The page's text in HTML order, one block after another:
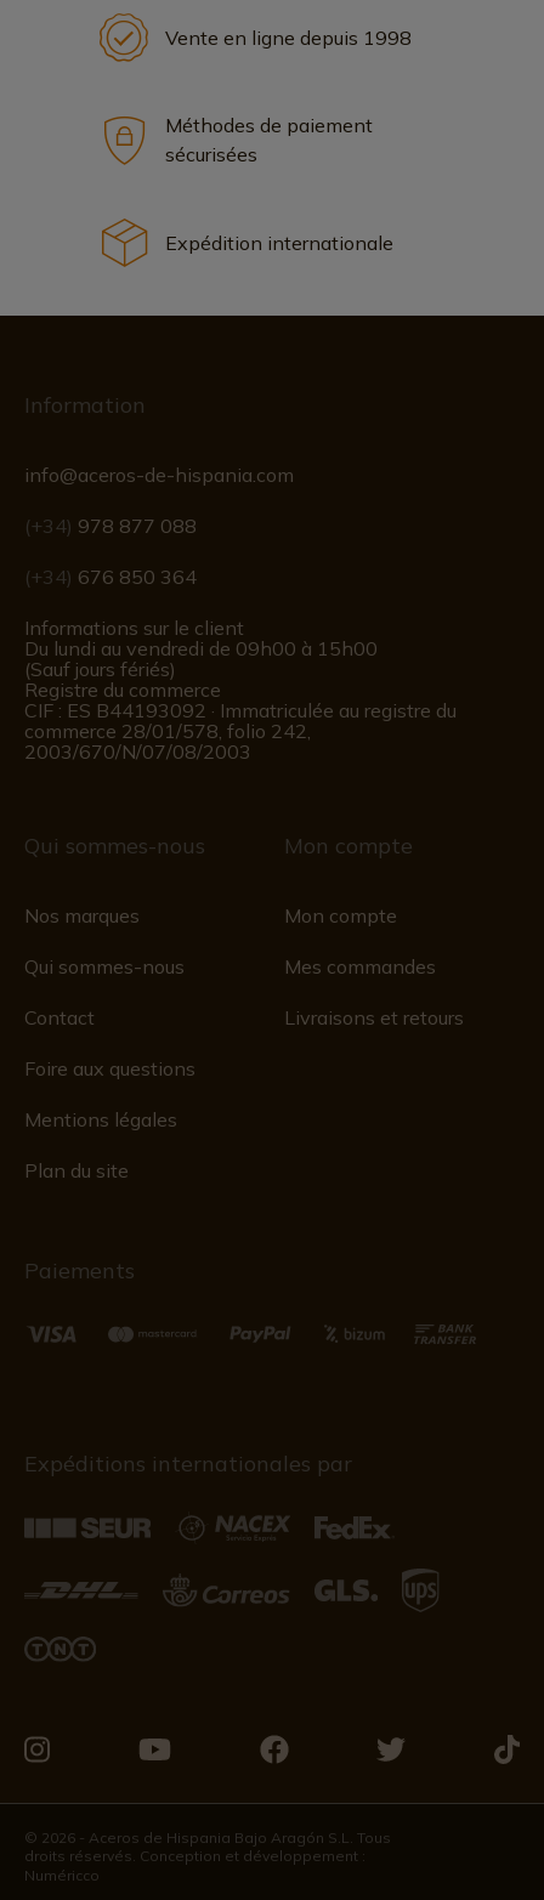
Vente en ligne depuis 1998
Méthodes de paiement
sécurisées
Expédition internationale
Information
info@aceros-de-hispania.com
(+34) 978 877 088
(+34) 676 850 364
Informations sur le client
Du lundi au vendredi de 09h00 à 15h00
(Sauf jours fériés)
Registre du commerce
CIF : ES B44193092 · Immatriculée au registre du
commerce 28/01/578, folio 242,
2003/670/N/07/08/2003
Qui sommes-nous
Nos marques
Qui sommes-nous
Contact
Foire aux questions
Mentions légales
Plan du site
Mon compte
Mon compte
Mes commandes
Livraisons et retours
Paiements
Expéditions internationales par
nous
sur
Instagram
nous
sur
Youtube
nous
sur
Facebook
nous
sur
nous
© 2026 - Aceros de Hispania Bajo Aragón S.L. Tous
droits réservés. Conception et développement :
Numéricco